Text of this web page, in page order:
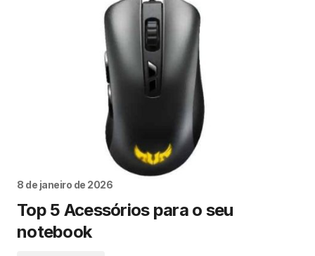
8 de janeiro de 2026
Top 5 Acessórios para o seu
notebook